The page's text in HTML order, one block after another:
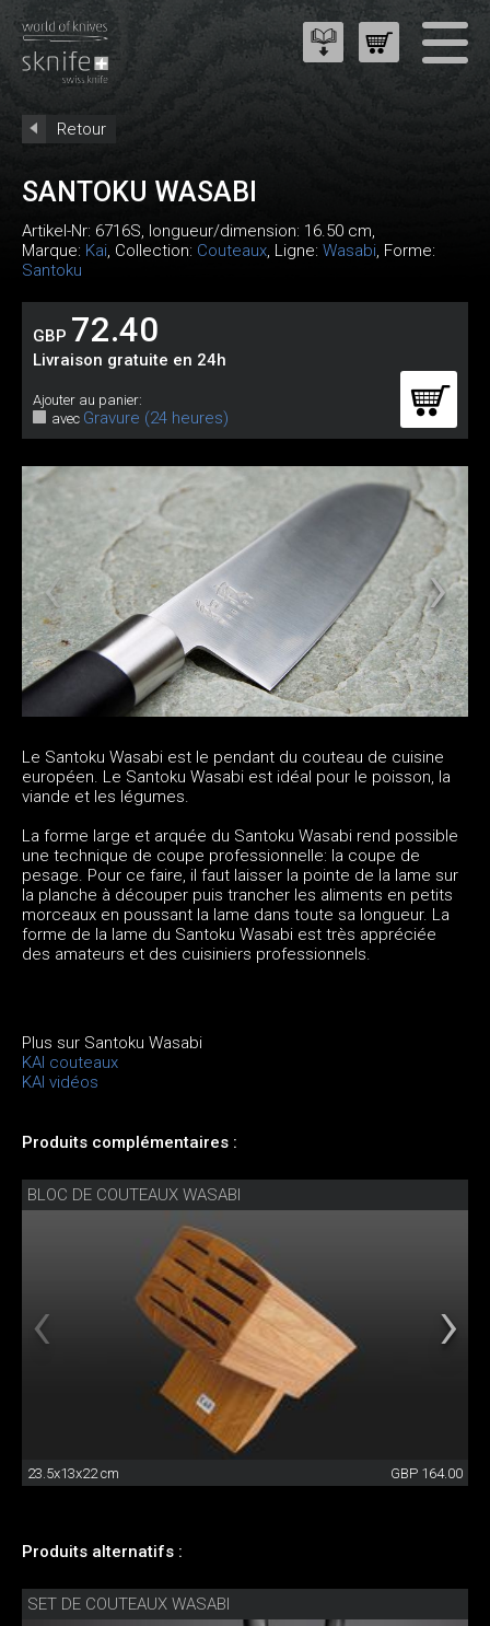
Retour
SANTOKU WASABI
Artikel-Nr: 6716S, longueur/dimension: 16.50 cm,
Marque: Kai, Collection: Couteaux, Ligne: Wasabi, Forme:
Santoku
GBP 72.40
Livraison gratuite en 24h
Ajouter au panier:
avec Gravure (24 heures)
Le Santoku Wasabi est le pendant du couteau de cuisine
européen. Le Santoku Wasabi est idéal pour le poisson, la
viande et les légumes.
La forme large et arquée du Santoku Wasabi rend possible
une technique de coupe professionnelle: la coupe de
pesage. Pour ce faire, il faut laisser la pointe de la lame sur
la planche à découper puis trancher les aliments en petits
morceaux en poussant la lame dans toute sa longueur. La
forme de la lame du Santoku Wasabi est très appréciée
des amateurs et des cuisiniers professionnels.
Plus sur Santoku Wasabi
KAI couteaux
KAI vidéos
Produits complémentaires :
BLOC DE COUTEAUX WASABI
23.5x13x22 cm GBP 164.00
Produits alternatifs :
SET DE COUTEAUX WASABI